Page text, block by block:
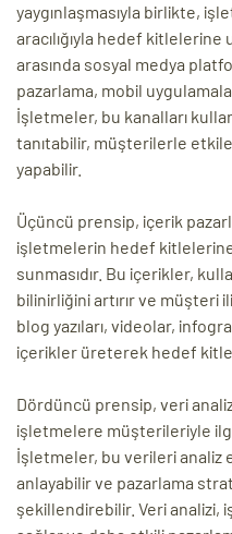
yaygınlaşmasıyla birlikte,
aracılığıyla hedef kitlelerine
arasında sosyal medya
pazarlama, mobil
İşletmeler, bu kanalları
tanıtabilir, müşterilerle
yapabilir.
Üçüncü prensip, içerik
işletmelerin hedef
sunmasıdır. Bu içerikler,
bilinirliğini artırır ve
blog yazıları, videolar,
içerikler üreterek hedef
Dördüncü prensip, veri
işletmelere müşterileriyle
İşletmeler, bu verileri analiz
anlayabilir ve pazarlama
şekillendirebilir. Veri analizi,